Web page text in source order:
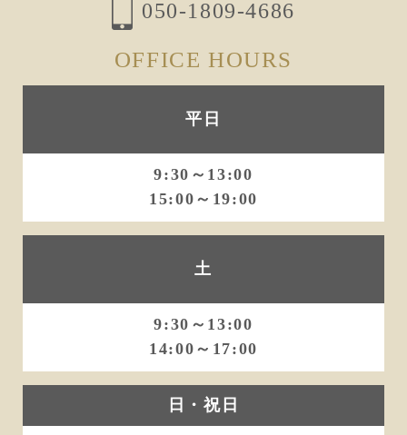
050-1809-4686
OFFICE HOURS
平日
9:30～13:00
15:00～19:00
土
9:30～13:00
14:00～17:00
日・祝日